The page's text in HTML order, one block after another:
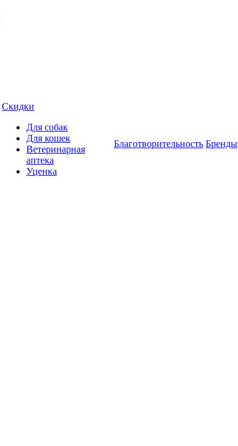
Скидки
Для собак
Для кошек
Ветеринарная
аптека
Уценка
Благотворительность Бренды